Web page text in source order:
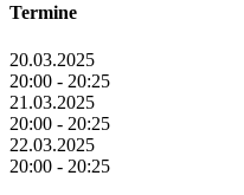
Termine
20.03.2025
20:00 - 20:25
21.03.2025
20:00 - 20:25
22.03.2025
20:00 - 20:25